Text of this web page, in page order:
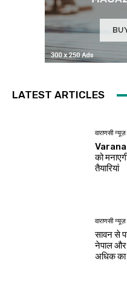
LATEST ARTICLES
वाराणसी न्यूज़
को
तैयारियां
वाराणसी न्यूज़
सावन से
नेपाल
अधिक का